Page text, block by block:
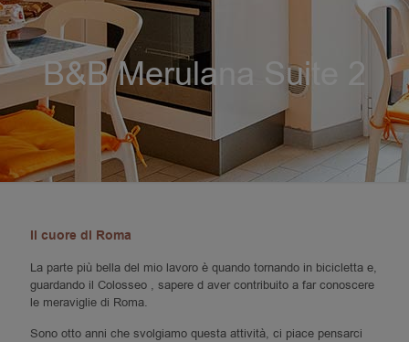
B&B Merulana Suite 2
Il cuore di Roma
La parte più bella del mio lavoro è quando tornando in bicicletta e,
guardando il Colosseo , sapere d aver contribuito a far conoscere
le meraviglie di Roma.
Sono otto anni che svolgiamo questa attività, ci piace pensarci